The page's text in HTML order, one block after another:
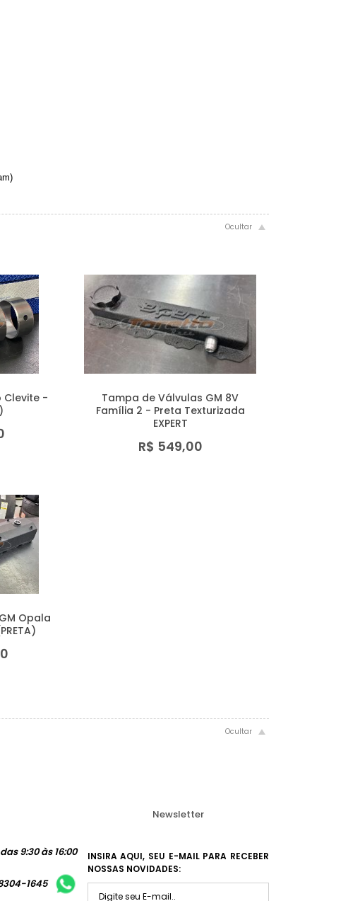
Clevite -
Tampa de Válvulas GM 8V
Família 2 - Preta Texturizada
EXPERT
R$ 549,00
Opala
9:30 às 16:00
1645
Newsletter
INSIRA AQUI, SEU E-MAIL PARA RECEBER
NOSSAS NOVIDADES: